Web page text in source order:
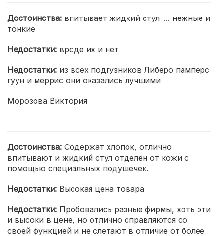
Достоинства: впитывает жидкий стул .... нежные и
тонкие
Недостатки: вроде их и нет
Недостатки: из всех подгузников Либеро памперс
гуун и меррис они оказались лучшими
Морозова Виктория
Достоинства: Содержат хлопок, отлично
впитывают и жидкий стул отделён от кожи с
помощью специальных подушечек.
Недостатки: Высокая цена товара.
Недостатки: Пробовались разные фирмы, хоть эти
и высоки в цене, но отлично справляются со
своей функцией и не слетают в отличие от более